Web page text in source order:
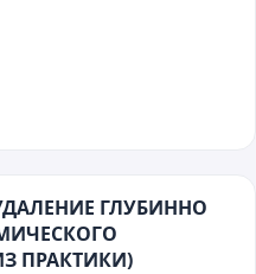
ГЛУБИННО
ПРАКТИКИ)